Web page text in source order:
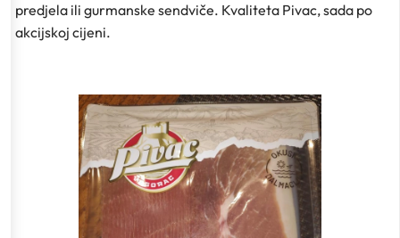
predjela ili gurmanske sendviče. Kvaliteta Pivac, sada po
akcijskoj cijeni.